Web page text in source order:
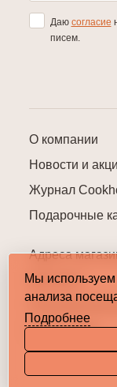
О компании
Новости и
Журнал
Подарочные
Адреса
Контакты
Карта сайта
Даю согласие
писем.
Мы
анализа
Подробнее